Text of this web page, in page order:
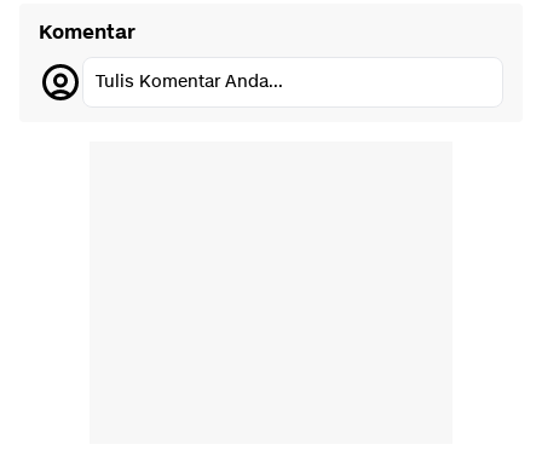
Komentar
Tulis Komentar Anda...